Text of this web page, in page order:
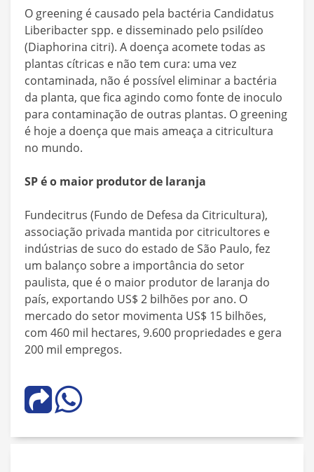
O greening é causado pela bactéria Candidatus
Liberibacter spp. e disseminado pelo psilídeo
(Diaphorina citri). A doença acomete todas as
plantas cítricas e não tem cura: uma vez
contaminada, não é possível eliminar a bactéria
da planta, que fica agindo como fonte de inoculo
para contaminação de outras plantas. O greening
é hoje a doença que mais ameaça a citricultura
no mundo.
SP é o maior produtor de laranja
Fundecitrus (Fundo de Defesa da Citricultura),
associação privada mantida por citricultores e
indústrias de suco do estado de São Paulo, fez
um balanço sobre a importância do setor
paulista, que é o maior produtor de laranja do
país, exportando US$ 2 bilhões por ano. O
mercado do setor movimenta US$ 15 bilhões,
com 460 mil hectares, 9.600 propriedades e gera
200 mil empregos.